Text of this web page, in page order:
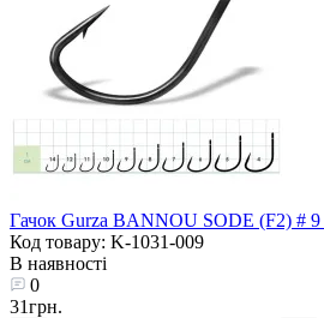
Гачок Gurza BANNOU SODE (F2) #
Код товару: K-1031-009
В наявності
0
31грн.